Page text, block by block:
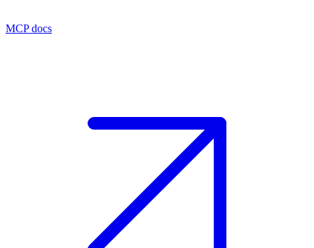
MCP docs